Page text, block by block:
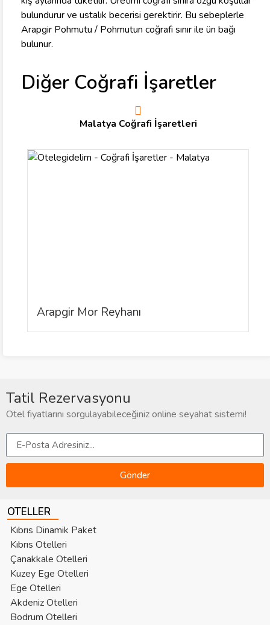
bulundurur ve ustalık becerisi gerektirir. Bu sebeplerle
Arapgir Pohmutu / Pohmutun coğrafi sınır ile ün bağı
bulunur.
Diğer Coğrafi İşaretler
Malatya Coğrafi İşaretleri
Arapgir Mor Reyhanı
Tatil Rezervasyonu
Otel fiyatlarını sorgulayabileceğiniz online seyahat sistemi!
Gönder
OTELLER
Kıbrıs Dinamik Paket
Kıbrıs Otelleri
Çanakkale Otelleri
Kuzey Ege Otelleri
Ege Otelleri
Akdeniz Otelleri
Bodrum Otelleri